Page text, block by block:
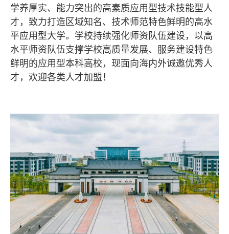
学养厚实、能力突出的高素质应用型技术技能型人
才，致力打造区域知名、技术师范特色鲜明的高水
平应用型大学。 学校持续强化师资队伍建设，以高
水平师资队伍支撑学校高质量发展、服务建设特色
鲜明的应用型本科高校，现面向海内外诚邀优秀人
才，欢迎各类人才加盟！